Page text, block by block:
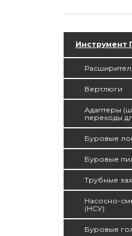
Инструмент
Вертлюги
Адаптеры
переходы
Буровые
Буровые
Трубные
Насосно-
(НСУ)
Буровые